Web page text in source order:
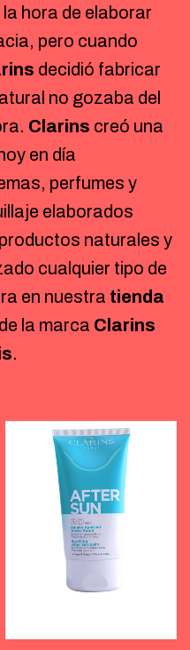
hora de elaborar
pero cuando
decidió fabricar
no gozaba del
Clarins creó una
en día
perfumes y
elaborados
naturales y
cualquier tipo de
en nuestra tienda
la marca Clarins
.